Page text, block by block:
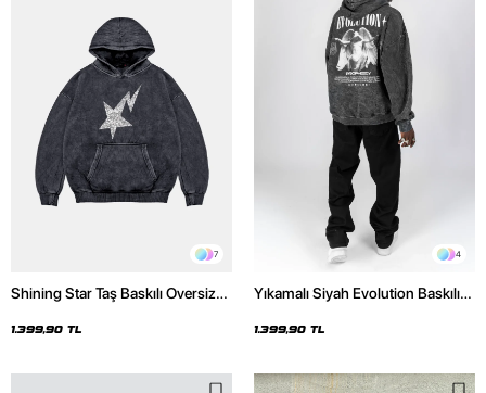
7
Shining Star Taş Baskılı Oversize
Hoodie
1.399,90 TL
4
Yıkamalı Siyah Evolution Baskılı
Hoodie
1.399,90 TL